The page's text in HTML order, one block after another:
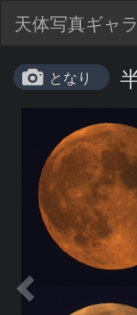
天体写真ギャ
となり